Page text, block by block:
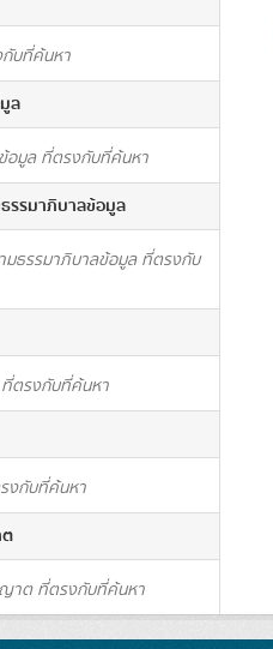
บที่ค้นหา
ล
อมูล ที่ตรงกับที่ค้นหา
รรมาภิบาลข้อมูล
มธรรมาภิบาลข้อมูล ที่ตรงกับ
ที่ตรงกับที่ค้นหา
งกับที่ค้นหา
าต ที่ตรงกับที่ค้นหา